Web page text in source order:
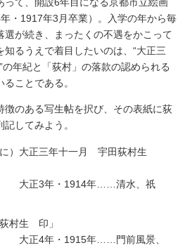
・1917年3月卒業）。入学の年から毎
が続き、まったくの不遇をかこって
るうえで着目したいのは、“大正三
の年紀と「荻村」の落款の認められる
ことである。
徴のある写生帖を択び、その表紙に荻
してみよう。
に）大正三年十一月 宇田荻村生
年……清水、祇
村生 印」
年……門前風景、